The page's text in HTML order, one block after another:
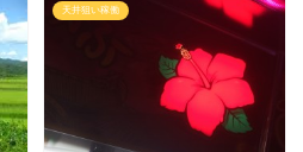
天井狙い稼働